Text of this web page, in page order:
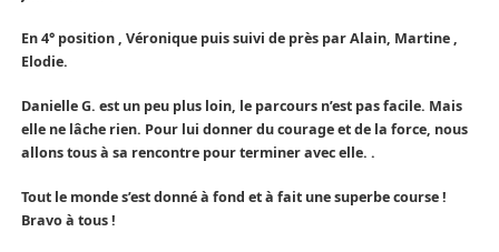
En 4° position , Véronique puis suivi de près par Alain, Martine ,
Elodie.
Danielle G. est un peu plus loin, le parcours n’est pas facile. Mais
elle ne lâche rien. Pour lui donner du courage et de la force, nous
allons tous à sa rencontre pour terminer avec elle. .
Tout le monde s’est donné à fond et à fait une superbe course !
Bravo à tous !